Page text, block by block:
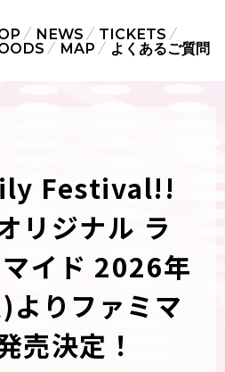
NEWS
TICKETS
MAP よくあるご質問
Festival!!
リジナル ラ
イド 2026年
りファミマ
売決定！